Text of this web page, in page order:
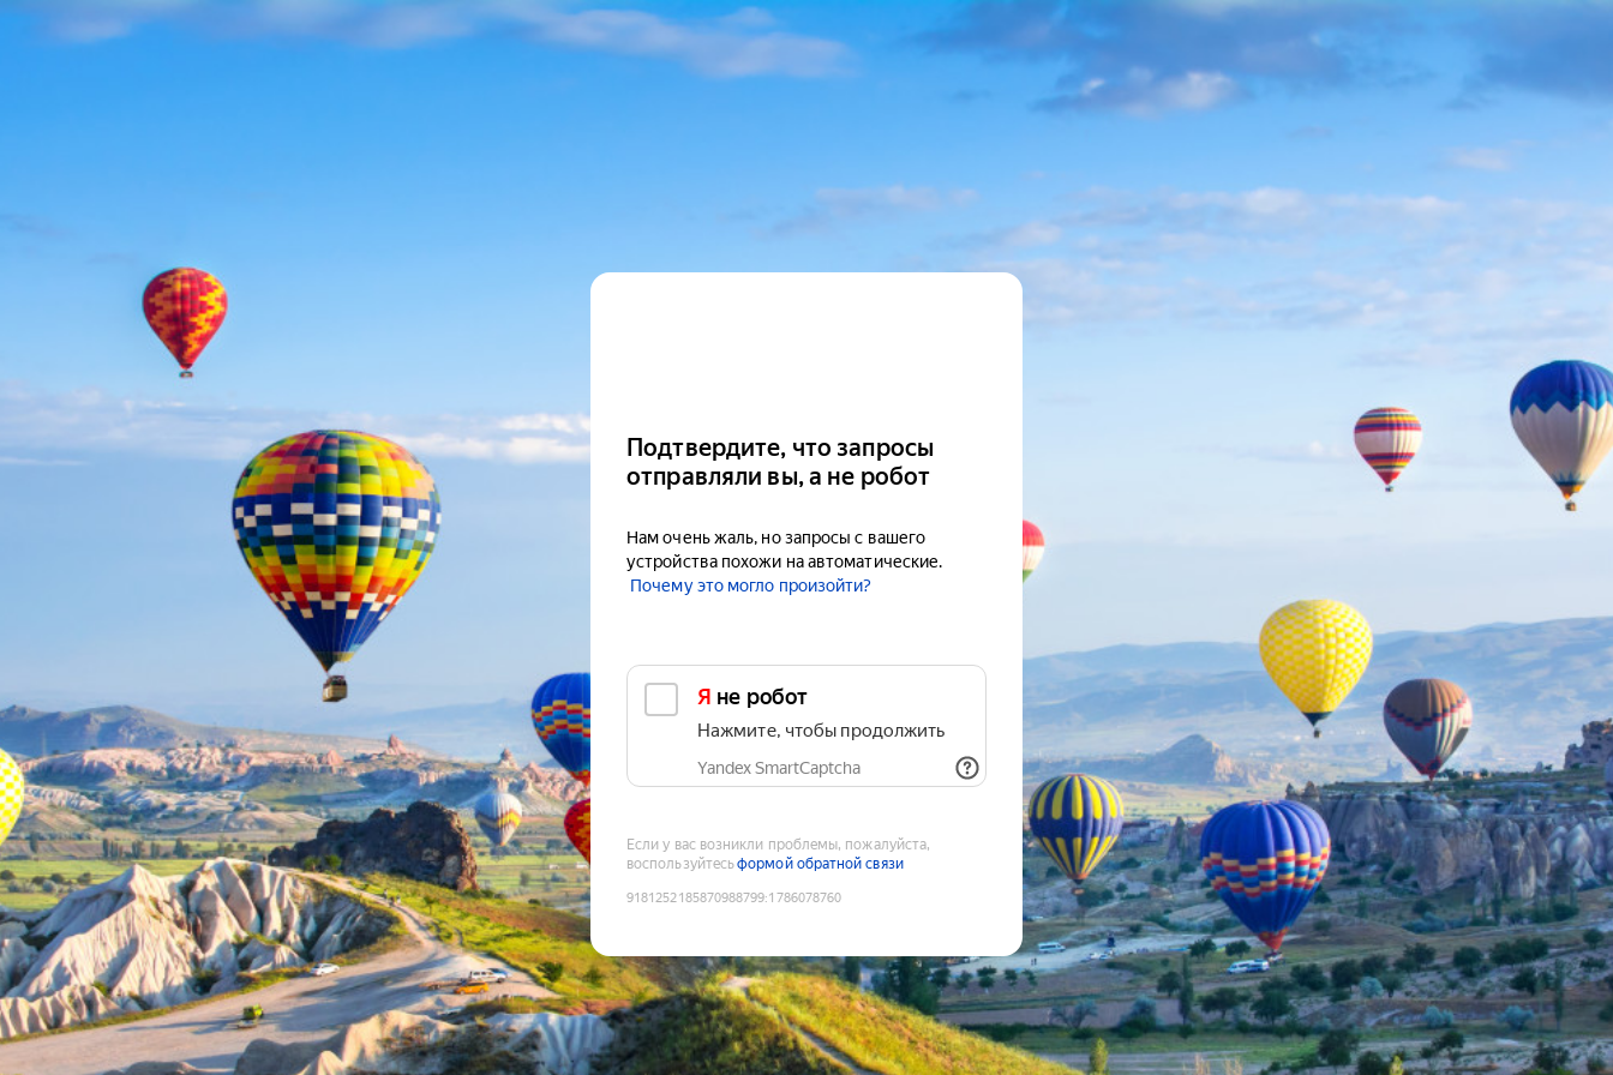
Подтвердите, что запросы
отправляли вы, а не робот
Нам очень жаль, но запросы с вашего
устройства похожи на автоматические.
Почему это могло произойти?
Я не робот
Нажмите, чтобы продолжить
Yandex SmartCaptcha
Если у вас возникли проблемы, пожалуйста,
воспользуйтесьформой обратной связи
9181252185870988799:1786078760